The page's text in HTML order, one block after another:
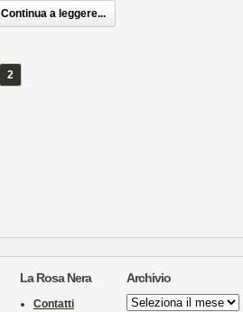
Continua a leggere...
2
La Rosa Nera
Contatti
Archivio
Archivio